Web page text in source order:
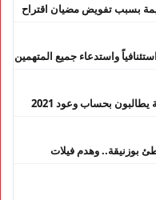
بسبب تفويض مضيان اقتراح
واستدعاء جميع المتهمين
بحساب وعود 2021
بوزنيقة.. وهدم فيلات